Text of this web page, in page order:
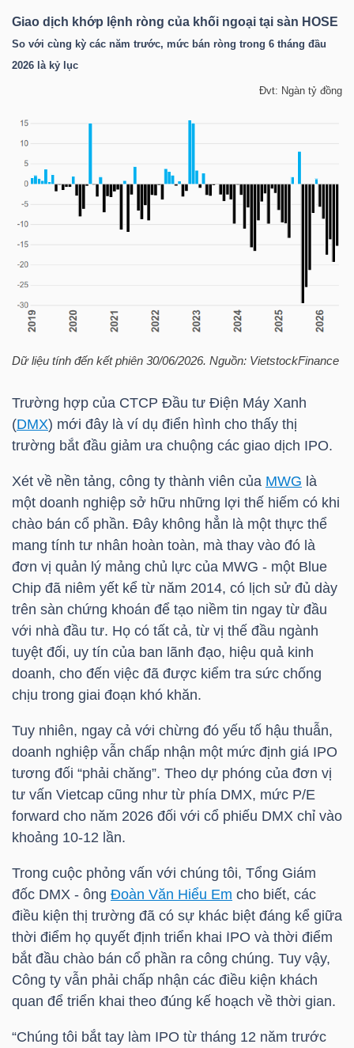
Giao dịch khớp lệnh ròng của khối ngoại tại sàn HOSE
So với cùng kỳ các năm trước, mức bán ròng trong 6 tháng đầu
2026 là kỷ lục
Đvt: Ngàn tỷ đồng
Dữ liệu tính đến kết phiên 30/06/2026. Nguồn: VietstockFinance
Trường hợp của CTCP Đầu tư Điện Máy Xanh
(DMX) mới đây là ví dụ điển hình cho thấy thị
trường bắt đầu giảm ưa chuộng các giao dịch IPO.
Xét về nền tảng, công ty thành viên của MWG là
một doanh nghiệp sở hữu những lợi thế hiếm có khi
chào bán cổ phần. Đây không hẳn là một thực thể
mang tính tư nhân hoàn toàn, mà thay vào đó là
đơn vị quản lý mảng chủ lực của MWG - một Blue
Chip đã niêm yết kể từ năm 2014, có lịch sử đủ dày
trên sàn chứng khoán để tạo niềm tin ngay từ đầu
với nhà đầu tư. Họ có tất cả, từ vị thế đầu ngành
tuyệt đối, uy tín của ban lãnh đạo, hiệu quả kinh
doanh, cho đến việc đã được kiểm tra sức chống
chịu trong giai đoạn khó khăn.
Tuy nhiên, ngay cả với chừng đó yếu tố hậu thuẫn,
doanh nghiệp vẫn chấp nhận một mức định giá IPO
tương đối “phải chăng”. Theo dự phóng của đơn vị
tư vấn Vietcap cũng như từ phía DMX, mức P/E
forward cho năm 2026 đối với cổ phiếu DMX chỉ vào
khoảng 10-12 lần.
Trong cuộc phỏng vấn với chúng tôi, Tổng Giám
đốc DMX - ông Đoàn Văn Hiểu Em cho biết, các
điều kiện thị trường đã có sự khác biệt đáng kể giữa
thời điểm họ quyết định triển khai IPO và thời điểm
bắt đầu chào bán cổ phần ra công chúng. Tuy vậy,
Công ty vẫn phải chấp nhận các điều kiện khách
quan để triển khai theo đúng kế hoạch về thời gian.
“Chúng tôi bắt tay làm IPO từ tháng 12 năm trước
TRÁI
PHIẾU
ĐẦU
DỮ
Ngành
(-)
VS-
SECTOR
NĂNG
LƯỢNG
NGUYÊN
VẬT
LIỆU
CÔNG
NGHIỆP
TIÊU
DÙNG
KHÔNG
THIẾT